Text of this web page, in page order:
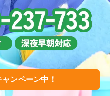
ンペーン中！